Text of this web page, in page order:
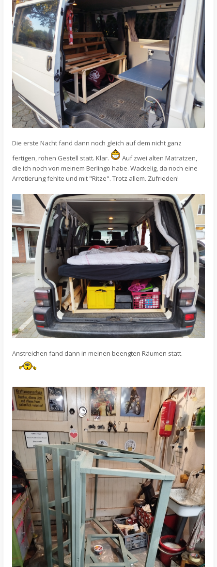
Die erste Nacht fand dann noch gleich auf dem nicht ganz
fertigen, rohen Gestell statt. Klar.
Auf zwei alten Matratzen,
die ich noch von meinem Berlingo habe. Wackelig, da noch eine
Arretierung fehlte und mit "Ritze". Trotz allem. Zufrieden!
Anstreichen fand dann in meinen beengten Räumen statt.